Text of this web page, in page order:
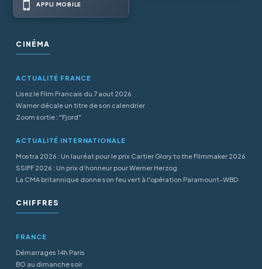
APPLI MOBILE
CINÉMA
ACTUALITÉ FRANCE
Lisez le Film Francais du 7 aout 2026
Warner décale un titre de son calendrier
Zoom sortie : "Fjord"
ACTUALITÉ INTERNATIONALE
Mostra 2026 : Un lauréat pour le prix Cartier Glory to the Filmmaker 2026
SSIFF 2026 : Un prix d’honneur pour Werner Herzog
La CMA britannique donne son feu vert à l'opération Paramount-WBD
CHIFFRES
FRANCE
Démarrages 14h Paris
BO au dimanche soir